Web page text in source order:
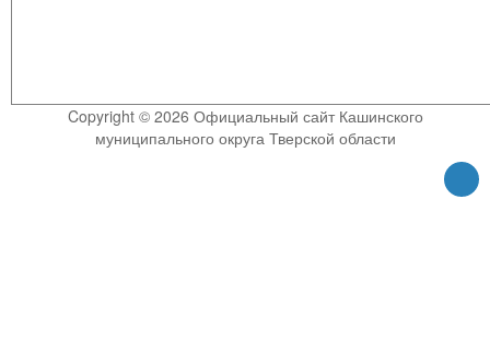
Copyright © 2026 Официальный сайт Кашинского
муниципального округа Тверской области